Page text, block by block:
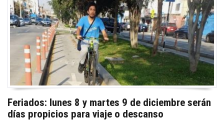
Feriados: lunes 8 y martes 9 de diciembre serán
días propicios para viaje o descanso